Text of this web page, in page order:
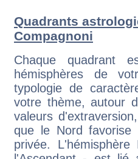
Quadrants
Compagnoni
Chaque quadrant
hémisphères de
typologie de
votre thème, autour
valeurs
que le Nord favorise
privée.